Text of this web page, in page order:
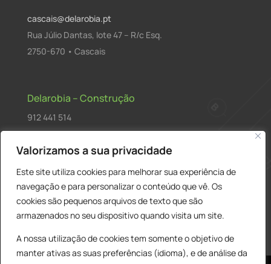
Valorizamos a sua privacidade
Este site utiliza cookies para melhorar sua experiência de
navegação e para personalizar o conteúdo que vê. Os
cookies são pequenos arquivos de texto que são
armazenados no seu dispositivo quando visita um site.
A nossa utilização de cookies tem somente o objetivo de
manter ativas as suas preferências (idioma), e de análise da
cascais@delarobia.pt
Rua Júlio Dantas, lote 47 – R/c Esq.
2750-670 • Cascais
Delarobia – Construção
912 441 514
R. António Andrade, 1171
2820-287 • Charneca de Caparica
Products
search PESQUISAR